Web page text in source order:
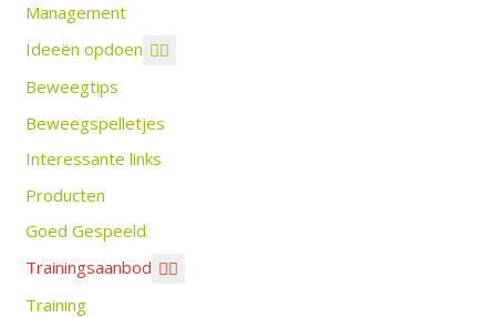
Management
Ideeën opdoen
Beweegtips
Beweegspelletjes
Interessante links
Producten
Goed Gespeeld
Trainingsaanbod
Training